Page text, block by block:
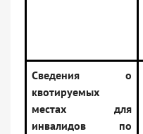
Сведения о
квотируемых
местах для
инвалидов по